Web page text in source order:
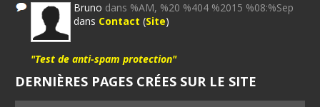
Bruno dans %AM, %20 %404 %2015 %08:%Sep
dans Contact (Site)
"Test de anti-spam protection"
DERNIÈRES PAGES CRÉES SUR LE SITE